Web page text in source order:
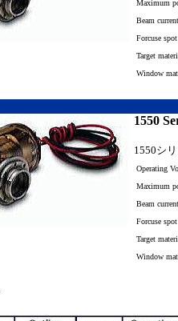
Maximum
Beam
Forcuse
Target
Window
1550
1550シ
Operating
Maximum
Beam
Forcuse
Target
Window